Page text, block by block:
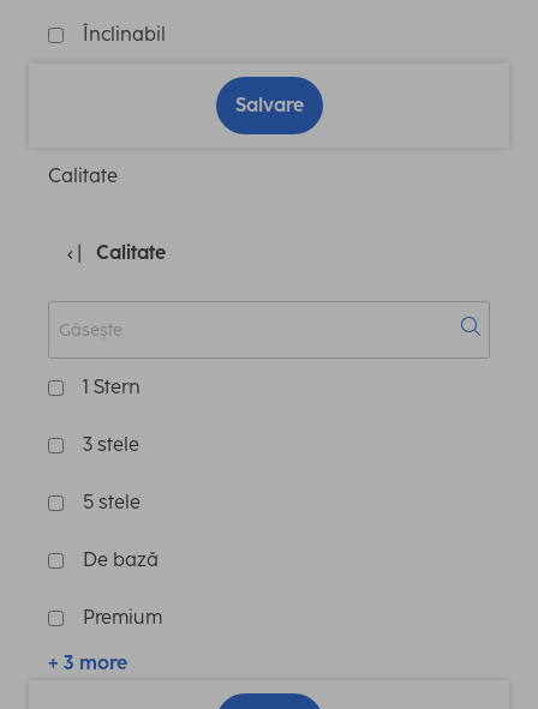
Înclinabil
Salvare
Calitate
Calitate
1 Stern
3 stele
5 stele
De bază
Premium
+ 3 more